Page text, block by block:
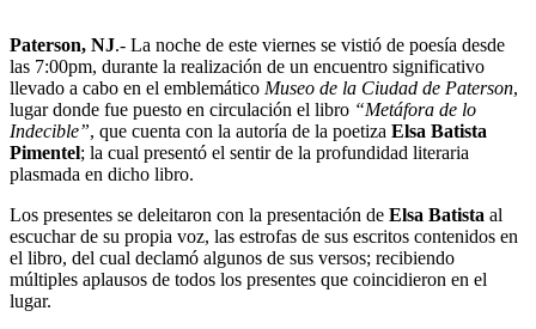
Paterson, NJ.- La noche de este viernes se vistió de poesía desde
las 7:00pm, durante la realización de un encuentro significativo
llevado a cabo en el emblemático Museo de la Ciudad de Paterson,
lugar donde fue puesto en circulación el libro “Metáfora de lo
Indecible”, que cuenta con la autoría de la poetiza Elsa Batista
Pimentel; la cual presentó el sentir de la profundidad literaria
plasmada en dicho libro.
Los presentes se deleitaron con la presentación de Elsa Batista al
escuchar de su propia voz, las estrofas de sus escritos contenidos en
el libro, del cual declamó algunos de sus versos; recibiendo
múltiples aplausos de todos los presentes que coincidieron en el
lugar.